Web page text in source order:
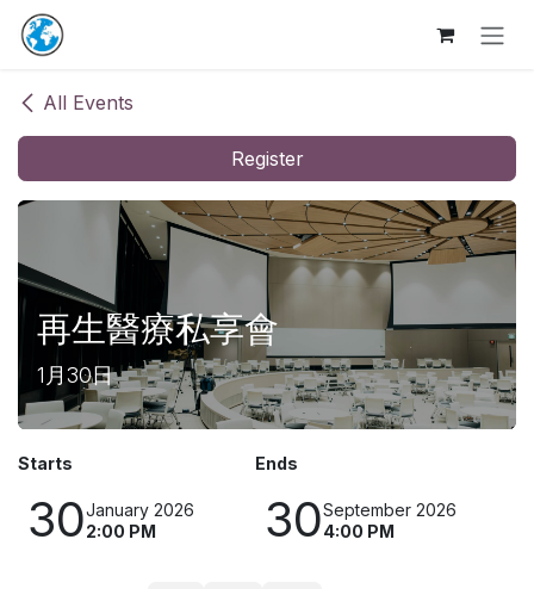
Skip to Content
All Events
Register
再生醫療私享會
1月30日
Starts
30January 2026
2:00 PM
Ends
30September 2026
4:00 PM